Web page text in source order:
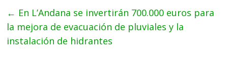
← En L’Andana se invertirán 700.000 euros para
la mejora de evacuación de pluviales y la
instalación de hidrantes